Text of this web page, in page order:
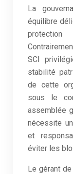
La
équilibre
SCI
stabilité
de cette
sous le
assemblée
nécessite
et
éviter les
Le gérant